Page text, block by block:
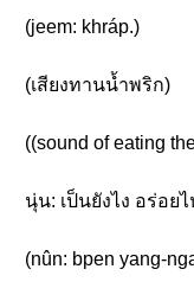
(jeem: khráp.)
(เสียงทานน้ำพริก)
((sound of eating
นุ่น: เป็นยังไง อร่อย
(nûn: bpen yang-